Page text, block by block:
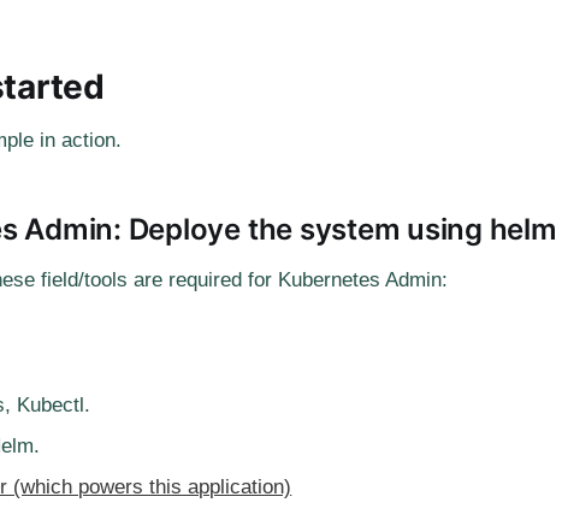
in action.
Admin: Deploye the system using
field/tools are required for Kubernetes Admin:
Kubectl.
(which powers this application)